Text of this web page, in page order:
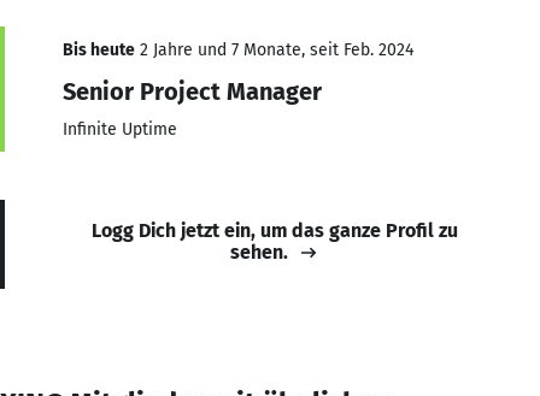
Bis heute 2 Jahre und 7 Monate, seit Feb. 2024
Senior Project Manager
Infinite Uptime
Logg Dich jetzt ein, um das ganze Profil zu
sehen.